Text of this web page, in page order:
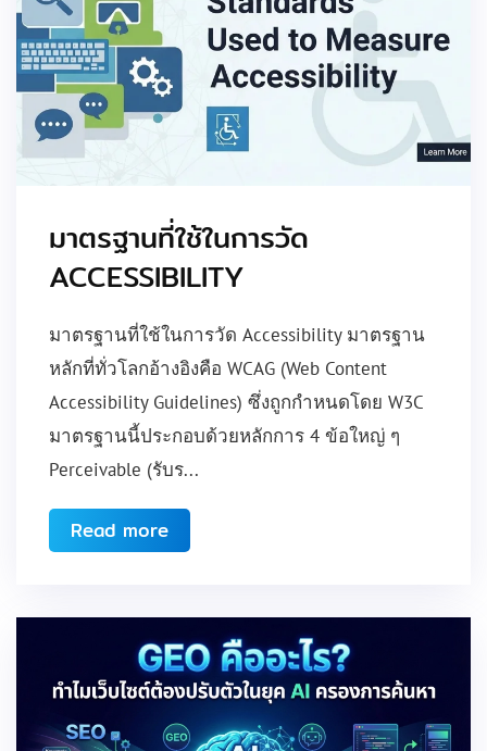
มาตรฐานที่ใช้ในการวัด
ACCESSIBILITY
มาตรฐานที่ใช้ในการวัด Accessibility มาตรฐาน
หลักที่ทั่วโลกอ้างอิงคือ WCAG (Web Content
Accessibility Guidelines) ซึ่งถูกกำหนดโดย W3C
มาตรฐานนี้ประกอบด้วยหลักการ 4 ข้อใหญ่ ๆ
Perceivable (รับร...
Read more